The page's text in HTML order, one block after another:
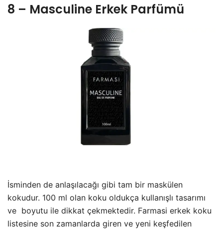
8 – Masculine Erkek Parfümü
İsminden de anlaşılacağı gibi tam bir maskülen
kokudur. 100 ml olan koku oldukça kullanışlı tasarımı
ve boyutu ile dikkat çekmektedir. Farmasi erkek koku
listesine son zamanlarda giren ve yeni keşfedilen